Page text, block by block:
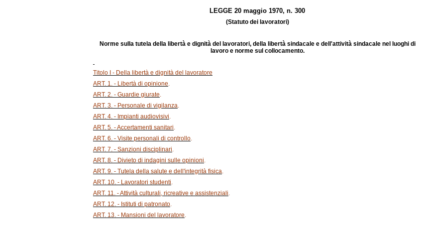
LEGGE 20 maggio 1970, n. 300
(Statuto dei lavoratori)
Norme sulla tutela della libertà e dignità del lavoratori, della libertà sindacale e dell'attività sindacale nel luoghi di
lavoro e norme sul collocamento.
Titolo I - Della libertà e dignità del lavoratore
ART. 1. - Libertà di opinione.
ART. 2. - Guardie giurate.
ART. 3. - Personale di vigilanza.
ART. 4. - Impianti audiovisivi.
ART. 5. - Accertamenti sanitari.
ART. 6. - Visite personali di controllo.
ART. 7. - Sanzioni disciplinari.
ART. 8. - Divieto di indagini sulle opinioni.
ART. 9. - Tutela della salute e dell'integrità fisica.
ART. 10. - Lavoratori studenti.
ART. 11. - Attività culturali, ricreative e assistenziali.
ART. 12. - Istituti di patronato.
ART. 13. - Mansioni del lavoratore.